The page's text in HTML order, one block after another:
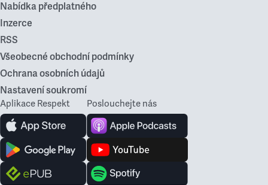
Nabídka předplatného
Inzerce
RSS
Všeobecné obchodní podmínky
Ochrana osobních údajů
Nastavení soukromí
Aplikace Respekt Poslouchejte nás